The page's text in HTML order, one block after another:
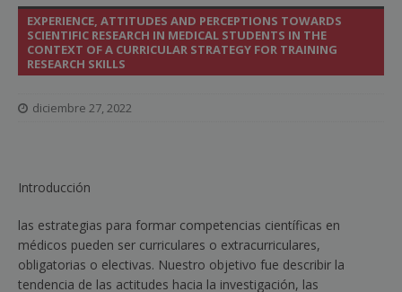
EXPERIENCE, ATTITUDES AND PERCEPTIONS TOWARDS
SCIENTIFIC RESEARCH IN MEDICAL STUDENTS IN THE
CONTEXT OF A CURRICULAR STRATEGY FOR TRAINING
RESEARCH SKILLS
diciembre 27, 2022
Introducción
las estrategias para formar competencias científicas en
médicos pueden ser curriculares o extracurriculares,
obligatorias o electivas. Nuestro objetivo fue describir la
tendencia de las actitudes hacia la investigación, las